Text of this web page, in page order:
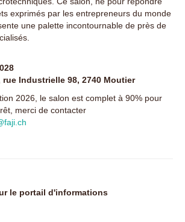
exprimés par les entrepreneurs du monde
une palette incontournable de près de
rue Industrielle 98, 2740 Moutier
2026, le salon est complet à 90% pour
merci de contacter
le portail d'informations